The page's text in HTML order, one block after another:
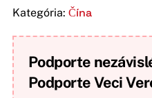
Kategória: Čína
Podporte
Podporte Veci